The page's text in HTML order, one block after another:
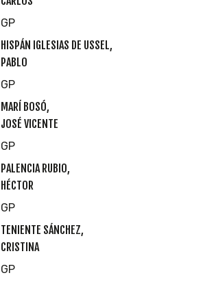
GP
HISPÁN IGLESIAS DE USSEL,
PABLO
GP
MARÍ BOSÓ,
JOSÉ VICENTE
GP
PALENCIA RUBIO,
HÉCTOR
GP
TENIENTE SÁNCHEZ,
CRISTINA
GP